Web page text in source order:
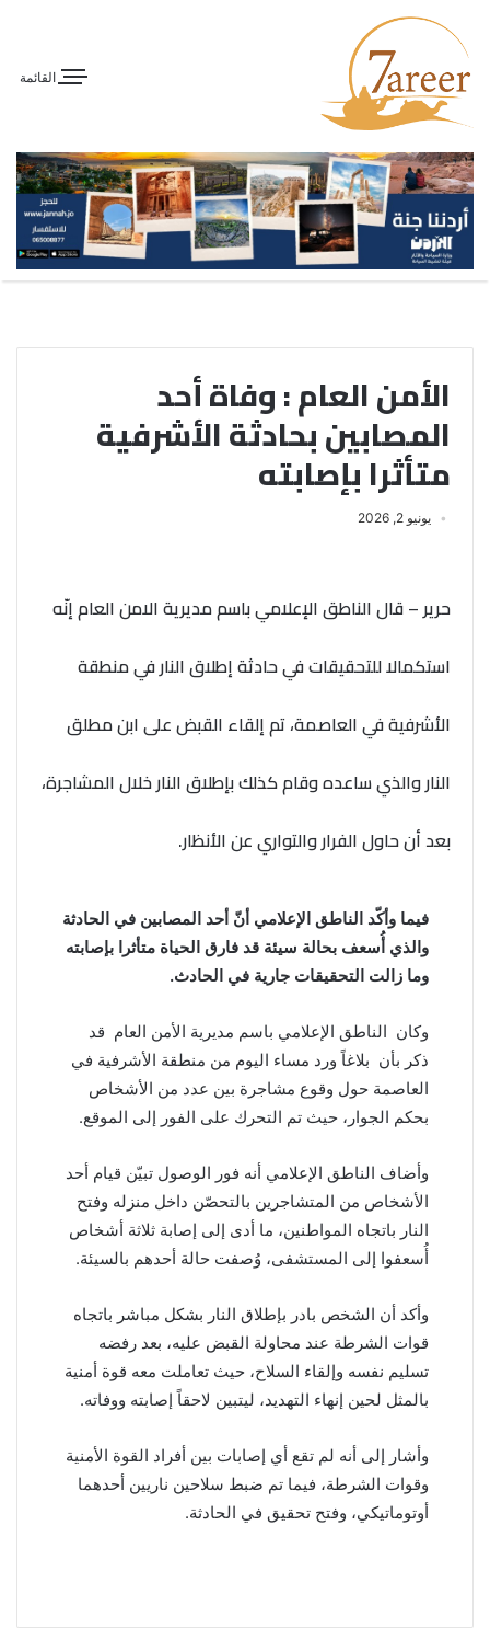
القائمة
الأمن العام : وفاة أحد
المصابين بحادثة الأشرفية
متأثرا بإصابته
يونيو 2, 2026
حرير – قال الناطق الإعلامي باسم مديرية الامن العام إنّه
استكمالا للتحقيقات في حادثة إطلاق النار في منطقة
الأشرفية في العاصمة، تم إلقاء القبض على ابن مطلق
النار والذي ساعده وقام كذلك بإطلاق النار خلال المشاجرة،
بعد أن حاول الفرار والتواري عن الأنظار.
فيما وأكّد الناطق الإعلامي أنّ أحد المصابين في الحادثة
والذي أُسعف بحالة سيئة قد فارق الحياة متأثرا بإصابته
وما زالت التحقيقات جارية في الحادث.
وكان الناطق الإعلامي باسم مديرية الأمن العام قد
ذكر بأن بلاغاً ورد مساء اليوم من منطقة الأشرفية في
العاصمة حول وقوع مشاجرة بين عدد من الأشخاص
بحكم الجوار، حيث تم التحرك على الفور إلى الموقع.
وأضاف الناطق الإعلامي أنه فور الوصول تبيّن قيام أحد
الأشخاص من المتشاجرين بالتحصّن داخل منزله وفتح
النار باتجاه المواطنين، ما أدى إلى إصابة ثلاثة أشخاص
أُسعفوا إلى المستشفى، وُصفت حالة أحدهم بالسيئة.
وأكد أن الشخص بادر بإطلاق النار بشكل مباشر باتجاه
قوات الشرطة عند محاولة القبض عليه، بعد رفضه
تسليم نفسه وإلقاء السلاح، حيث تعاملت معه قوة أمنية
بالمثل لحين إنهاء التهديد، ليتبين لاحقاً إصابته ووفاته.
وأشار إلى أنه لم تقع أي إصابات بين أفراد القوة الأمنية
وقوات الشرطة، فيما تم ضبط سلاحين ناريين أحدهما
أوتوماتيكي، وفتح تحقيق في الحادثة.